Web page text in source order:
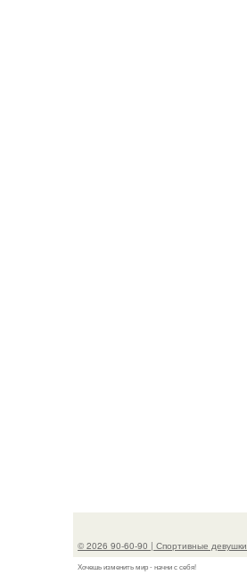
© 2026 90-60-90 | Спортивные девушки
Хочешь изменить мир - начни с себя!